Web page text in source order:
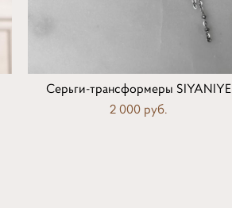
Серьги-трансформеры SIYANIYE
2 000 pуб.